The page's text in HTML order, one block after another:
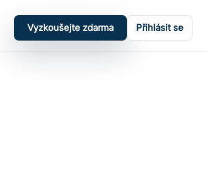
Přepnout tmavý režim
Vyzkoušejte zdarma Přihlásit se